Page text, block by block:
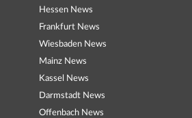
Hessen News
Frankfurt News
Wiesbaden News
Mainz News
Kassel News
Darmstadt News
Offenbach News